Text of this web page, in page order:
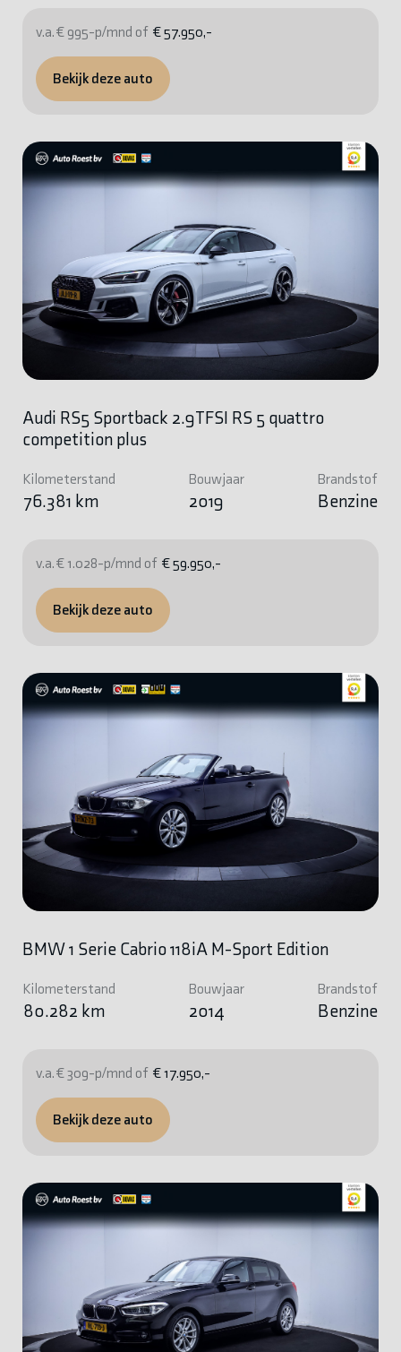
v.a. € 995-p/mnd of € 57.950,-
Bekijk deze auto
Audi RS5 Sportback 2.9TFSI RS 5 quattro
competition plus
Kilometerstand
76.381 km
Bouwjaar
2019
Brandstof
Benzine
v.a. € 1.028-p/mnd of € 59.950,-
Bekijk deze auto
BMW 1 Serie Cabrio 118iA M-Sport Edition
Kilometerstand
80.282 km
Bouwjaar
2014
Brandstof
Benzine
v.a. € 309-p/mnd of € 17.950,-
Bekijk deze auto